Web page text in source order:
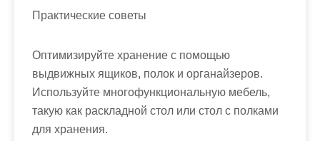
Практические советы
Оптимизируйте хранение с помощью
выдвижных ящиков, полок и органайзеров.
Используйте многофункциональную мебель,
такую как раскладной стол или стол с полками
для хранения.